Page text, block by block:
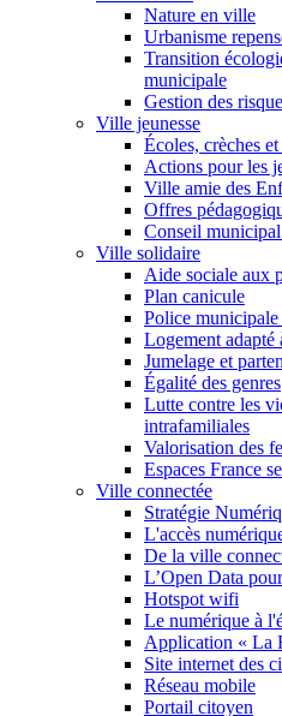
Nature en ville
Urbanisme
Transition
municipale
Gestion des
Ville jeunesse
Écoles, crèches
Actions pour les
Ville amie des
Offres
Conseil
Ville solidaire
Aide sociale aux
Plan canicule
Police municipale
Logement adapté
Jumelage et
Égalité des genres
Lutte contre les
intrafamiliales
Valorisation des
Espaces France
Ville connectée
Stratégie
L'accès
De la ville
L’Open Data
Hotspot wifi
Le numérique à
Application « La
Site internet des
Réseau mobile
Portail citoyen